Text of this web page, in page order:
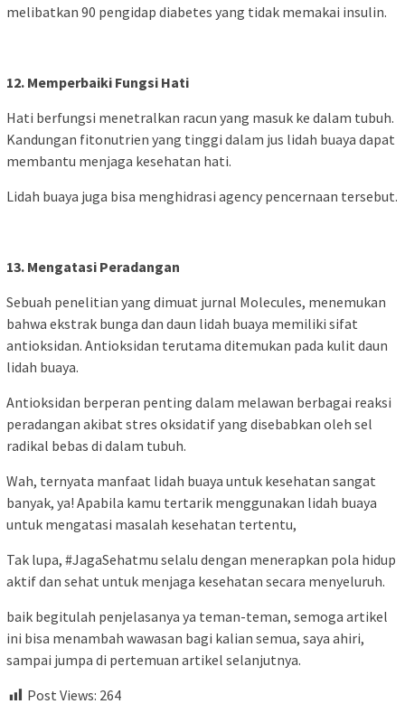
melibatkan 90 pengidap diabetes yang tidak memakai insulin.
12. Memperbaiki Fungsi Hati
Hati berfungsi menetralkan racun yang masuk ke dalam tubuh.
Kandungan fitonutrien yang tinggi dalam jus lidah buaya dapat
membantu menjaga kesehatan hati.
Lidah buaya juga bisa menghidrasi agency pencernaan tersebut.
13. Mengatasi Peradangan
Sebuah penelitian yang dimuat jurnal Molecules, menemukan
bahwa ekstrak bunga dan daun lidah buaya memiliki sifat
antioksidan. Antioksidan terutama ditemukan pada kulit daun
lidah buaya.
Antioksidan berperan penting dalam melawan berbagai reaksi
peradangan akibat stres oksidatif yang disebabkan oleh sel
radikal bebas di dalam tubuh.
Wah, ternyata manfaat lidah buaya untuk kesehatan sangat
banyak, ya! Apabila kamu tertarik menggunakan lidah buaya
untuk mengatasi masalah kesehatan tertentu,
Tak lupa, #JagaSehatmu selalu dengan menerapkan pola hidup
aktif dan sehat untuk menjaga kesehatan secara menyeluruh.
baik begitulah penjelasanya ya teman-teman, semoga artikel
ini bisa menambah wawasan bagi kalian semua, saya ahiri,
sampai jumpa di pertemuan artikel selanjutnya.
Post Views: 264